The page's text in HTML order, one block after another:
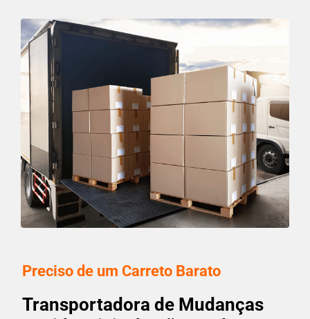
Preciso de um Carreto Barato
Transportadora de Mudanças